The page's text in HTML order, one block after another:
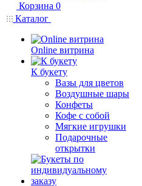
Корзина 0
Каталог
Online витрина
К букету
Вазы для цветов
Воздушные шары
Конфеты
Кофе с собой
Мягкие игрушки
Подарочные
открытки